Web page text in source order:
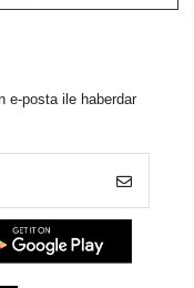
e-posta ile haberdar